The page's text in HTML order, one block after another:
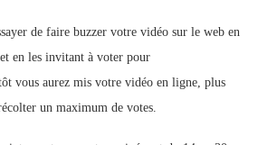
de faire buzzer votre vidéo sur le web en
en les invitant à voter pour
vous aurez mis votre vidéo en ligne, plus
un maximum de votes.